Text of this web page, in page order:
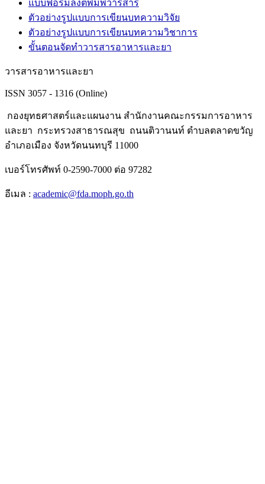
แบบฟอร์มลงตีพิมพ์วารสาร
ตัวอย่างรูปแบบการเขียนบทความวิจัย
ตัวอย่างรูปแบบการเขียนบทความวิชาการ
ขั้นตอนจัดทำวารสารอาหารและยา
วารสารอาหารและยา
ISSN 3057 - 1316 (Online)
กองยุทธศาสตร์และแผนงาน สำนักงานคณะกรรมการอาหาร
และยา กระทรวงสาธารณสุข ถนนติวานนท์ ตำบลตลาดขวัญ
อำเภอเมือง จังหวัดนนทบุรี 11000
เบอร์โทรศัพท์ 0-2590-7000 ต่อ 97282
อีเมล : academic@fda.moph.go.th